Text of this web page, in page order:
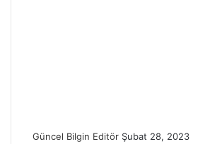
Güncel Bilgin Editör Şubat 28, 2023